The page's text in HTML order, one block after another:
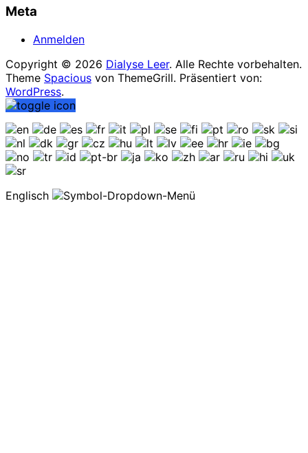
Meta
Anmelden
Copyright © 2026 Dialyse Leer. Alle Rechte vorbehalten.
Theme Spacious von ThemeGrill. Präsentiert von:
WordPress.
Englisch